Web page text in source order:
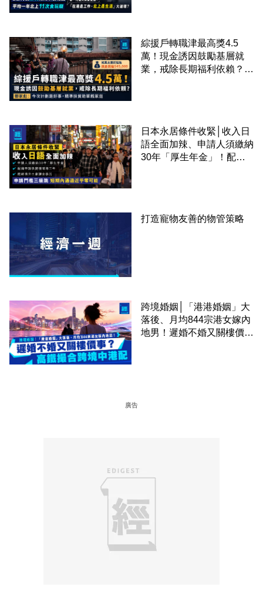
綜援戶轉職津最高獎4.5
萬！現金誘因鼓勵基層就
業，戒除長期福利依賴？鄧
日本永居條件收緊│收入日
語全面加辣、申請人須繳納
30年「厚生年金」！配偶
打造寵物友善的物管策略
跨境婚姻│「港港婚姻」大
落後、月均844宗港女嫁內
地男！遲婚不婚又關樓價
廣告